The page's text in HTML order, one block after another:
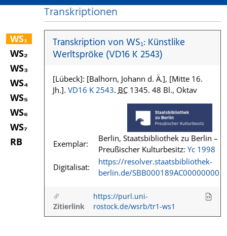
WS₁
WS₂
WS₃
WS₄
WS₅
WS₆
WS₇
RB
Transkriptionen
Transkription von WS₁: Künstlike
Werltspröke (VD16 K 2543)
[Lübeck]: [Balhorn, Johann d. Ä.], [Mitte 16.
Jh.]. VD16 K 2543. BC1345. 48 Bl., Oktav
Exemplar:
Berlin, Staatsbibliothek zu Berlin –
Preußischer Kulturbesitz: Yc 1998
Digitalisat:
https://resolver.staatsbibliothek-
berlin.de/SBB000189AC00000000
Zitierlink
https://purl.uni-
rostock.de/wsrb/tr1-ws1